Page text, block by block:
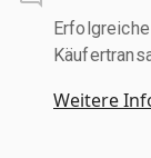
Weitere